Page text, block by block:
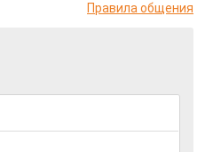
Правила общения